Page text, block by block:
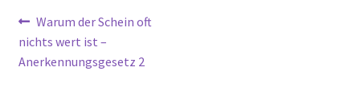
Beitragsnavigation
Vorheriger
Beitrag:
Warum der Schein oft
nichts wert ist –
Anerkennungsgesetz 2